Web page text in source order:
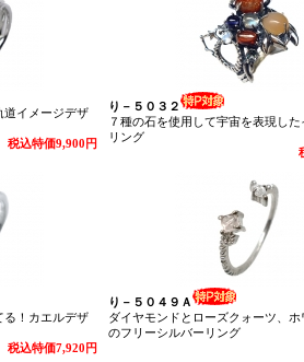
道イメージデザ
税込特価9,900円
り－５０３２
７種の石を使用して宇宙を表現し
リング
る！カエルデザ
税込特価7,920円
り－５０４９Ａ
ダイヤモンドとローズクォーツ、
のフリーシルバーリング